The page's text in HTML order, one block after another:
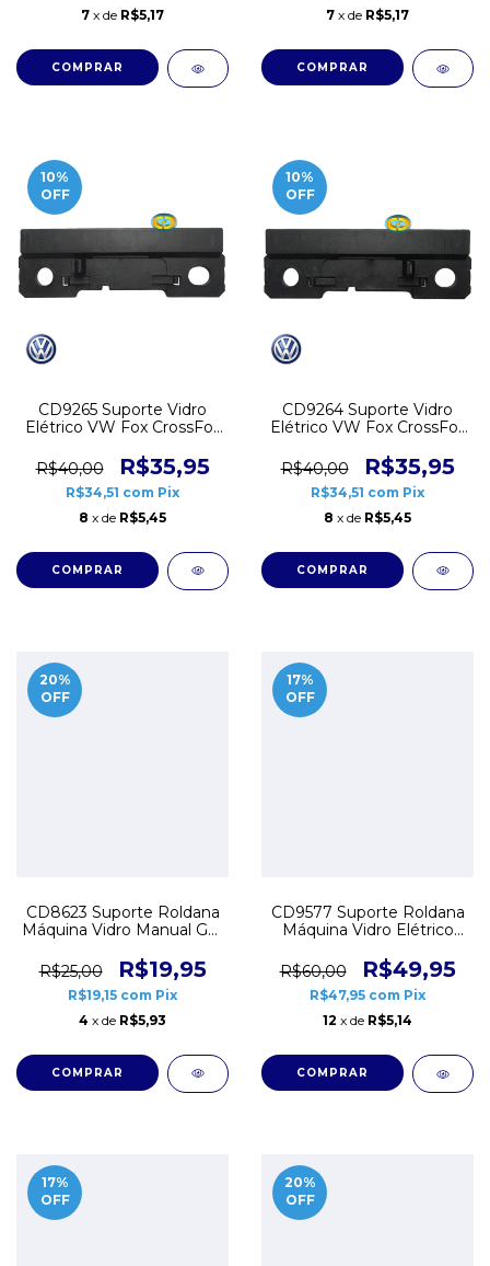
7 x de R$5,17
7 x de R$5,17
10%
OFF
CD9265 Suporte Vidro
Elétrico VW Fox CrossFox
R$40,00
R$35,95
R$34,51 com Pix
8 x de R$5,45
10%
OFF
CD9264 Suporte Vidro
Elétrico VW Fox CrossFox
R$40,00
R$35,95
R$34,51 com Pix
8 x de R$5,45
20%
OFF
CD8623 Suporte Roldana
Máquina Vidro Manual GM
Gol Voyage Par
R$25,00 R$19,95
R$19,15 com Pix
4 x de R$5,93
17%
OFF
CD9577 Suporte Roldana
Máquina Vidro Elétrico
Esquerdo
R$60,00 R$49,95
R$47,95 com Pix
12 x de R$5,14
17%
OFF
20%
OFF